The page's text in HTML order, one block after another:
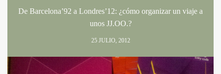
De Barcelona’92 a Londres’12: ¿cómo organizar un viaje a
unos JJ.OO.?
25 JULIO, 2012